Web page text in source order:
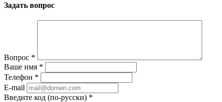
Задать вопрос
Вопрос *
Ваше имя *
Телефон *
E-mail
Введите код (по-русски) *